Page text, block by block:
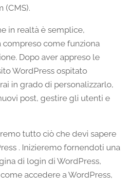
(CMS).
in realtà è semplice,
come funziona
Dopo aver appreso le
WordPress ospitato
in grado di personalizzarlo,
post, gestire gli utenti e
tutto ciò che devi sapere
. Inizieremo fornendoti una
di login di WordPress,
accedere a WordPress,